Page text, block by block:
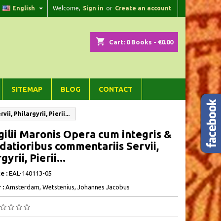
Welcome, Sign in or Create an account
English 
shopping_cart Cart: 0Books - €0.00
SITEMAP BLOG CONTACT
Philargyrii, Pierii...
Maronis Opera cum integris &
commentariis Servii,
Pierii...
: EAL-140113-05
: Amsterdam, Wetstenius, Johannes Jacobus